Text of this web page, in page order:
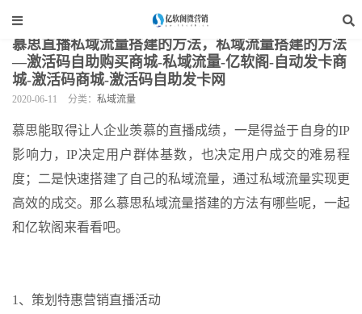
当前位置： 自媒体运营 > 私域流量
慕思直播私域流量搭建的方法，私域流量搭建的方法
—激活码自助购买商城-私域流量-亿软阁-自动发卡商
城-激活码商城-激活码自助发卡网
2020-06-11 分类： 私域流量
慕思能取得让人企业羡慕的直播成绩，一是得益于自身的IP
影响力，IP决定用户群体基数，也决定用户成交的难易程
度；二是快速搭建了自己的私域流量，通过私域流量实现更
高效的成交。那么慕思私域流量搭建的方法有哪些呢，一起
和亿软阁来看看吧。
1、策划特惠营销直播活动